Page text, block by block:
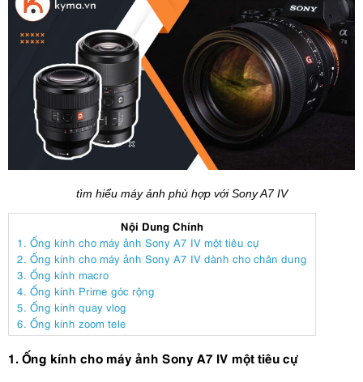
tìm hiểu máy ảnh phù hợp với Sony A7 IV
Nội Dung Chính
1. Ống kính cho máy ảnh Sony A7 IV một tiêu cự
2. Ống kính cho máy ảnh Sony A7 IV dành cho chân dung
3. Ống kính macro
4. Ống kính Prime góc rộng
5. Ống kính quay vlog
6. Ống kính zoom tele
1. Ống kính cho máy ảnh Sony A7 IV một tiêu cự